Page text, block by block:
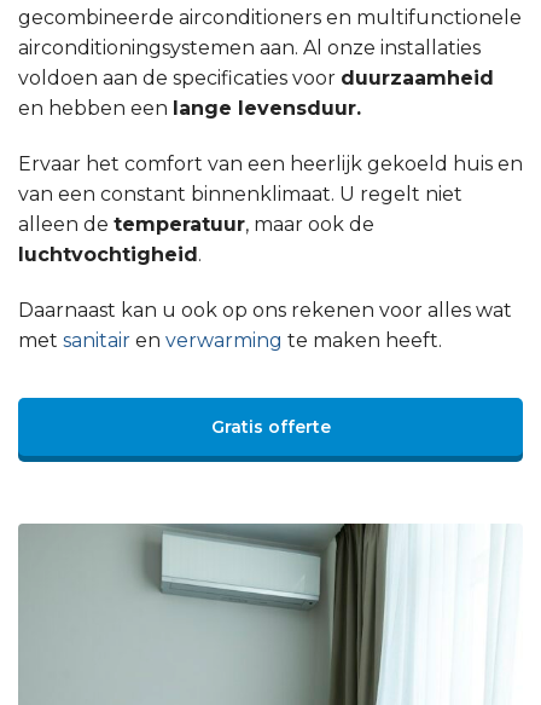
gecombineerde airconditioners en multifunctionele
airconditioningsystemen aan. Al onze installaties
voldoen aan de specificaties voor duurzaamheid
en hebben een lange levensduur.
Ervaar het comfort van een heerlijk gekoeld huis en
van een constant binnenklimaat. U regelt niet
alleen de temperatuur, maar ook de
luchtvochtigheid.
Daarnaast kan u ook op ons rekenen voor alles wat
met sanitair en verwarming te maken heeft.
Gratis offerte